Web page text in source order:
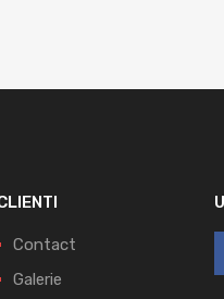
Contact
Galerie